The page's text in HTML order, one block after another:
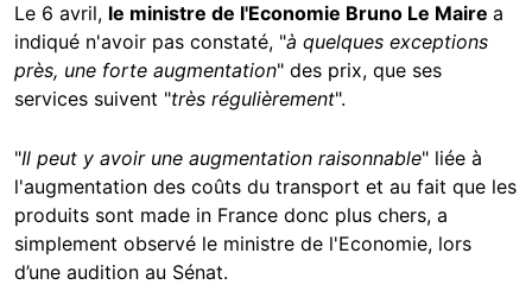
Le 6 avril, le ministre de l'Economie Bruno Le Maire a
indiqué n'avoir pas constaté, "à quelques exceptions
près, une forte augmentation" des prix, que ses
services suivent "très régulièrement".
"Il peut y avoir une augmentation raisonnable" liée à
l'augmentation des coûts du transport et au fait que les
produits sont made in France donc plus chers, a
simplement observé le ministre de l'Economie, lors
d’une audition au Sénat.